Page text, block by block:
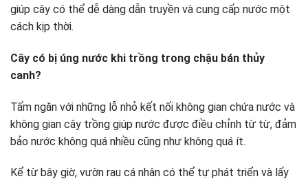
giúp cây có thể dễ dàng dẫn truyền và cung cấp nước một
cách kịp thời.
Cây có bị úng nước khi trồng trong chậu bán thủy
canh?
Tấm ngăn với những lỗ nhỏ kết nối không gian chứa nước và
không gian cây trồng giúp nước được điều chỉnh từ từ, đảm
bảo nước không quá nhiều cũng như không quá ít.
Kể từ bây giờ, vườn rau cá nhân có thể tự phát triển và lấy